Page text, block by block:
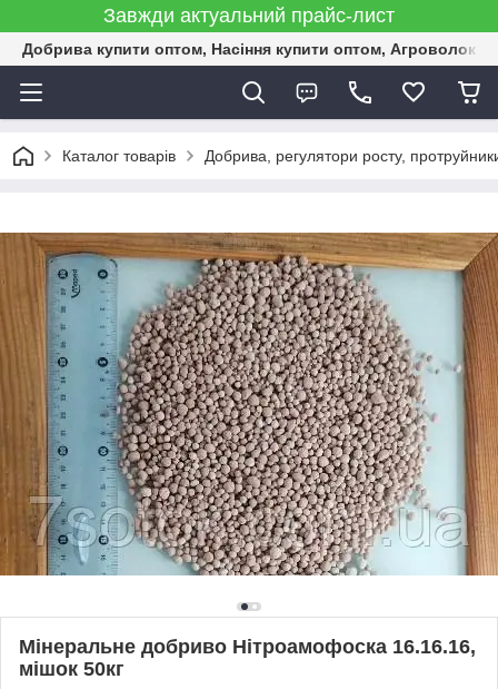
Завжди актуальний прайс-лист
Добрива купити оптом, Насіння купити оптом,
Каталог товарів Добрива, регулятори росту,
Мінеральне добриво Нітроамофоска 16.16.16,
мішок 50кг